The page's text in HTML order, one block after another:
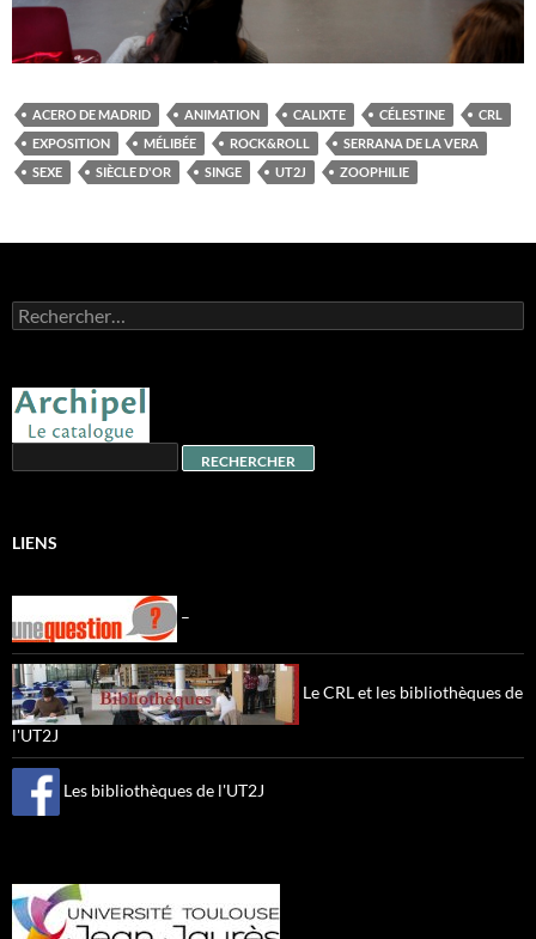
ACERO DE MADRID ANIMATION CALIXTE CÉLESTINE
CRL
EXPOSITION
MÉLIBÉE ROCK&ROLL
SERRANA DE LA VERA
SEXE
SIÈCLE D'OR SINGE UT2J ZOOPHILIE
Rechercher :
LIENS
–
Le CRL et les bibliothèques de
l'UT2J
Les bibliothèques de l'UT2J